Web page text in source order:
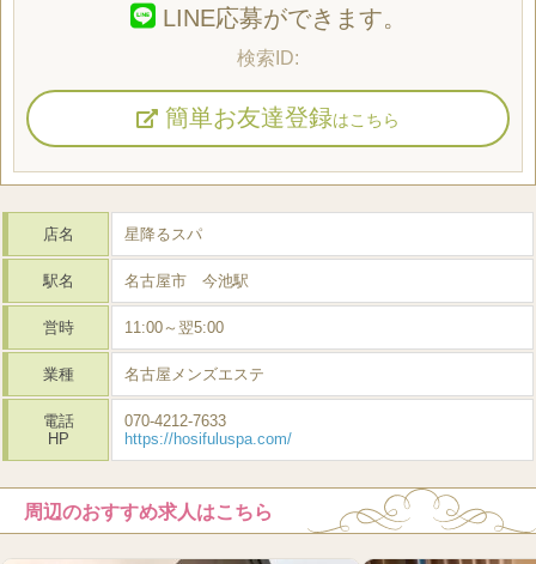
LINE応募ができます。
簡単お友達登録はこちら
店名 星降るスパ
駅名 名古屋市 今池駅
営時 11:00～翌5:00
業種 名古屋メンズエステ
電話
HP
070-4212-7633
https://hosifuluspa.com/
周辺のおすすめ求人はこちら